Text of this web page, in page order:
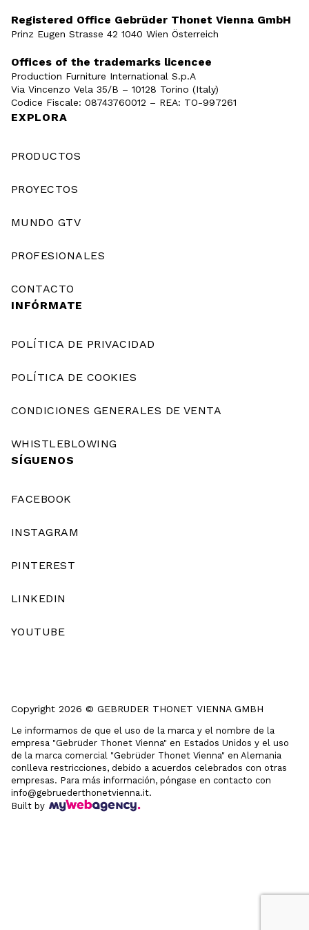
Registered Office Gebrüder Thonet Vienna GmbH
Prinz Eugen Strasse 42 1040 Wien Österreich
Offices of the trademarks licencee
Production Furniture International S.p.A
Via Vincenzo Vela 35/B – 10128 Torino (Italy)
Codice Fiscale: 08743760012 – REA: TO-997261
EXPLORA
PRODUCTOS
PROYECTOS
MUNDO GTV
PROFESIONALES
CONTACTO
INFÓRMATE
POLÍTICA DE PRIVACIDAD
POLÍTICA DE COOKIES
CONDICIONES GENERALES DE VENTA
WHISTLEBLOWING
SÍGUENOS
FACEBOOK
INSTAGRAM
PINTEREST
LINKEDIN
YOUTUBE
Copyright 2026 © GEBRUDER THONET VIENNA GMBH
Le informamos de que el uso de la marca y el nombre de la
empresa "Gebrüder Thonet Vienna" en Estados Unidos y el uso
de la marca comercial "Gebrüder Thonet Vienna" en Alemania
conlleva restricciones, debido a acuerdos celebrados con otras
empresas. Para más información, póngase en contacto con
info@gebruederthonetvienna.it.
Built by